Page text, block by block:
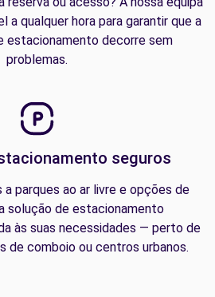
a qualquer hora para garantir que a
estacionamento decorre sem
problemas.
seguros
parques ao ar livre e opções de
solução de estacionamento
às suas necessidades — perto de
de comboio ou centros urbanos.